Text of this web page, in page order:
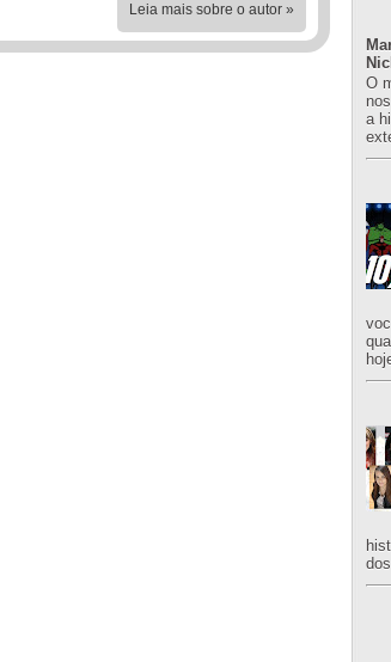
Leia mais sobre o autor »
O
a